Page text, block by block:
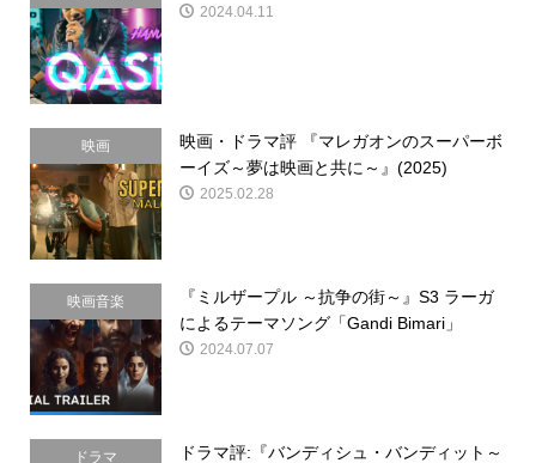
2024.04.11
映画
映画・ドラマ評 『マレガオンのスーパーボ
ーイズ～夢は映画と共に～』(2025)
2025.02.28
映画音楽
『ミルザープル ～抗争の街～』S3 ラーガ
によるテーマソング「Gandi Bimari」
2024.07.07
ドラマ ドラマ評:『バンディシュ・バンディット～